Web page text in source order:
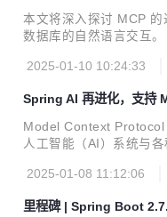
本文将深入探讨 MCP
数据库的自然语言交互。
2025-01-10 10:24:33
Spring AI 再进化，支持
Model Context Protocol
人工智能（AI）系统与
部数据，从而取代了以
2025-01-08 11:12:06
里程碑 | Spring Boot